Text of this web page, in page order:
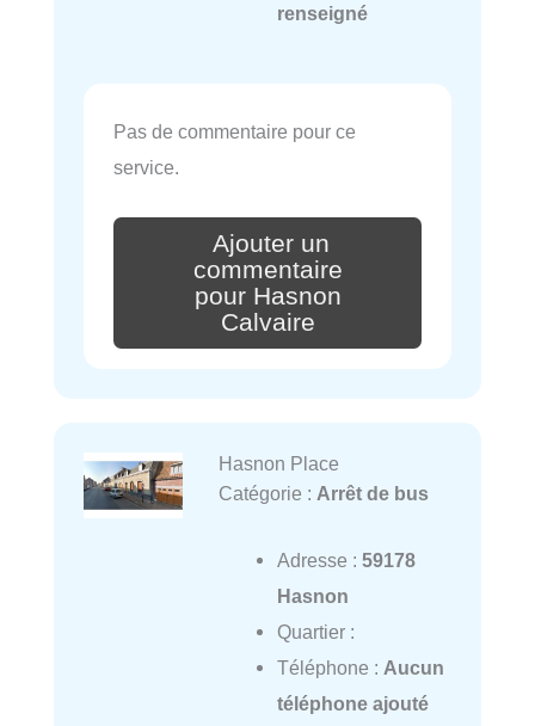
renseigné
Pas de commentaire pour ce
service.
Ajouter un
commentaire
pour Hasnon
Calvaire
Hasnon Place
Catégorie : Arrêt de bus
Adresse : 59178
Hasnon
Quartier :
Téléphone : Aucun
téléphone ajouté